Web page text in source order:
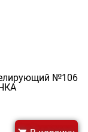
№106